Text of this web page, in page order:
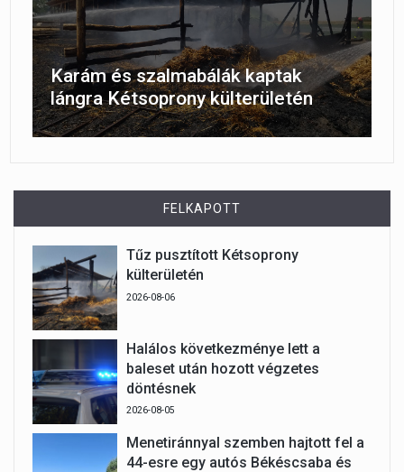
Karám és szalmabálák kaptak
lángra Kétsoprony külterületén
FELKAPOTT
Tűz pusztított Kétsoprony
külterületén
2026-08-06
Halálos következménye lett a
baleset után hozott végzetes
döntésnek
2026-08-05
Menetiránnyal szemben hajtott fel a
44-esre egy autós Békéscsaba és